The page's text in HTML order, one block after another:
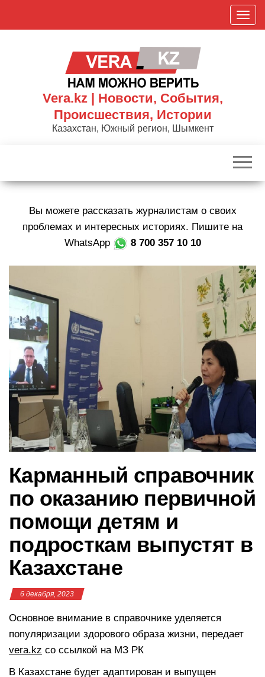
П
о
к
р
в
и
г
а
ц
Vera.kz | Новости, События,
Происшествия, Истории
Казахстан, Южный регион, Шымкент
Вы можете рассказать журналистам о своих
проблемах и интересных историях. Пишите на
WhatsApp
8 700 357 10 10
Карманный справочник
по оказанию первичной
помощи детям и
подросткам выпустят в
Казахстане
6 декабря, 2023
Основное внимание в справочнике уделяется
популяризации здорового образа жизни, передает
vera.kz со ссылкой на МЗ РК
В Казахстане будет адаптирован и выпущен